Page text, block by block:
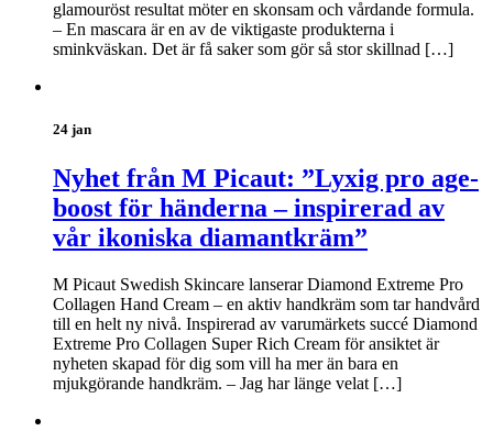
glamouröst resultat möter en skonsam och vårdande formula.
– En mascara är en av de viktigaste produkterna i
sminkväskan. Det är få saker som gör så stor skillnad […]
24 jan
Nyhet från M Picaut: ”Lyxig pro age-
boost för händerna – inspirerad av
vår ikoniska diamantkräm”
M Picaut Swedish Skincare lanserar Diamond Extreme Pro
Collagen Hand Cream – en aktiv handkräm som tar handvård
till en helt ny nivå. Inspirerad av varumärkets succé Diamond
Extreme Pro Collagen Super Rich Cream för ansiktet är
nyheten skapad för dig som vill ha mer än bara en
mjukgörande handkräm. – Jag har länge velat […]